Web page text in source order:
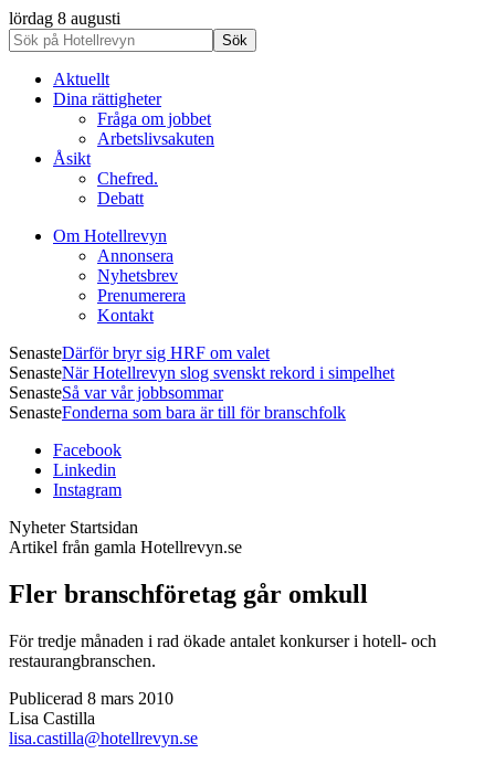
lördag 8 augusti
Aktuellt
Dina rättigheter
Fråga om jobbet
Arbetslivsakuten
Åsikt
Chefred.
Debatt
Om Hotellrevyn
Annonsera
Nyhetsbrev
Prenumerera
Kontakt
SenasteDärför bryr sig HRF om valet
SenasteNär Hotellrevyn slog svenskt rekord i simpelhet
SenasteSå var vår jobbsommar
SenasteFonderna som bara är till för branschfolk
Facebook
Linkedin
Instagram
Nyheter Startsidan
Artikel från gamla Hotellrevyn.se
Fler branschföretag går omkull
För tredje månaden i rad ökade antalet konkurser i hotell- och
restaurangbranschen.
Publicerad 8 mars 2010
Lisa Castilla
lisa.castilla@hotellrevyn.se